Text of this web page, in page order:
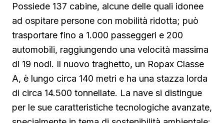
Possiede 137 cabine, alcune delle quali idonee
ad ospitare persone con mobilità ridotta; può
trasportare fino a 1.000 passeggeri e 200
automobili, raggiungendo una velocità massima
di 19 nodi. Il nuovo traghetto, un Ropax Classe
A, è lungo circa 140 metri e ha una stazza lorda
di circa 14.500 tonnellate. La nave si distingue
per le sue caratteristiche tecnologiche avanzate,